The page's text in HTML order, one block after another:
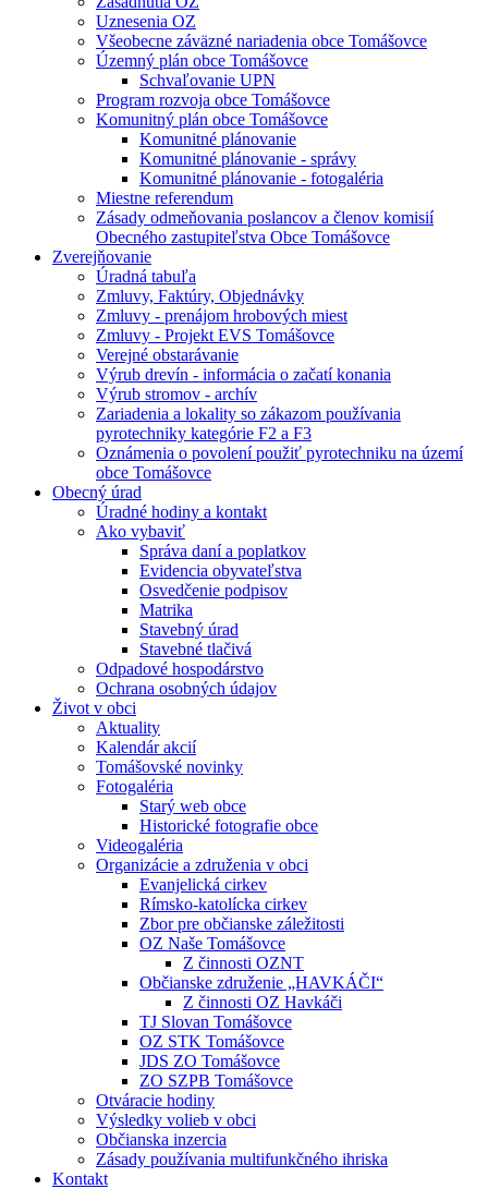
Uznesenia OZ
Všeobecne záväzné nariadenia obce Tomášovce
Územný plán obce Tomášovce
Schvaľovanie UPN
Program rozvoja obce Tomášovce
Komunitný plán obce Tomášovce
Komunitné plánovanie
Komunitné plánovanie - správy
Komunitné plánovanie - fotogaléria
Miestne referendum
Zásady odmeňovania poslancov a členov komisií
Obecného zastupiteľstva Obce Tomášovce
Zverejňovanie
Úradná tabuľa
Zmluvy, Faktúry, Objednávky
Zmluvy - prenájom hrobových miest
Zmluvy - Projekt EVS Tomášovce
Verejné obstarávanie
Výrub drevín - informácia o začatí konania
Výrub stromov - archív
Zariadenia a lokality so zákazom používania
pyrotechniky kategórie F2 a F3
Oznámenia o povolení použiť pyrotechniku na území
obce Tomášovce
Obecný úrad
Úradné hodiny a kontakt
Ako vybaviť
Správa daní a poplatkov
Evidencia obyvateľstva
Osvedčenie podpisov
Matrika
Stavebný úrad
Stavebné tlačivá
Odpadové hospodárstvo
Ochrana osobných údajov
Život v obci
Aktuality
Kalendár akcií
Tomášovské novinky
Fotogaléria
Starý web obce
Historické fotografie obce
Videogaléria
Organizácie a združenia v obci
Evanjelická cirkev
Rímsko-katolícka cirkev
Zbor pre občianske záležitosti
OZ Naše Tomášovce
Z činnosti OZNT
Občianske združenie „HAVKÁČI“
Z činnosti OZ Havkáči
TJ Slovan Tomášovce
OZ STK Tomášovce
JDS ZO Tomášovce
ZO SZPB Tomášovce
Otváracie hodiny
Výsledky volieb v obci
Občianska inzercia
Zásady používania multifunkčného ihriska
Kontakt